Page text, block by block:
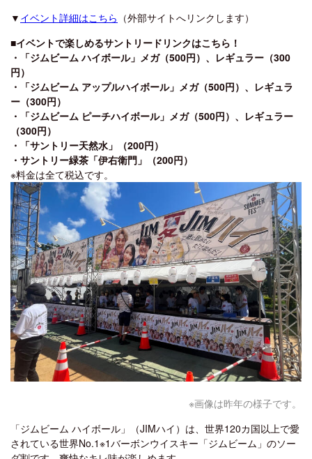
▼ イベント詳細はこちら （外部サイトへリンクします）
■イベントで楽しめるサントリードリンクはこちら！
・「ジムビーム ハイボール」メガ（500円）、レギュラー（300
円）
・「ジムビーム アップルハイボール」メガ（500円）、レギュラ
ー（300円）
・「ジムビーム ピーチハイボール」メガ（500円）、レギュラー
（300円）
・「サントリー天然水」（200円）
・サントリー緑茶「伊右衛門」（200円）
※料金は全て税込です。
※画像は昨年の様子です。
「ジムビーム ハイボール」（JIMハイ）は、世界120カ国以上で愛
されている世界No.1※1バーボンウイスキー「ジムビーム」のソー